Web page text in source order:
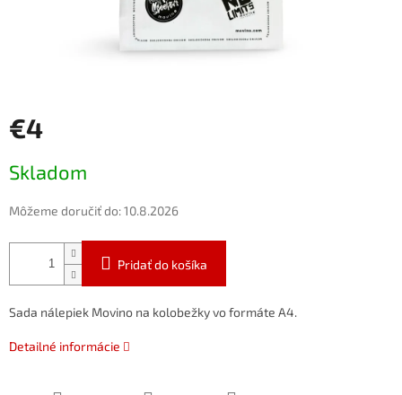
€4
cena:
Skladom
Môžeme doručiť do:10.8.2026
Pridať do košíka
Sada nálepiek Movino na kolobežkyvoformáte A4.
Detailné informácie